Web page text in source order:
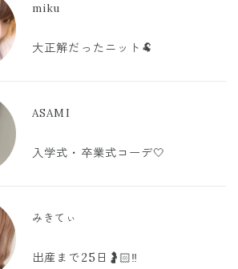
miku
大正解だったニット🐏
ASAMI
入学式・卒業式コーデ🤍
みきてぃ
出産まで25日🤰🏻‼️